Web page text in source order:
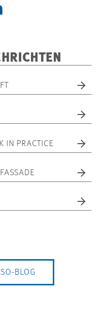
IN PRACTICE
BLOG